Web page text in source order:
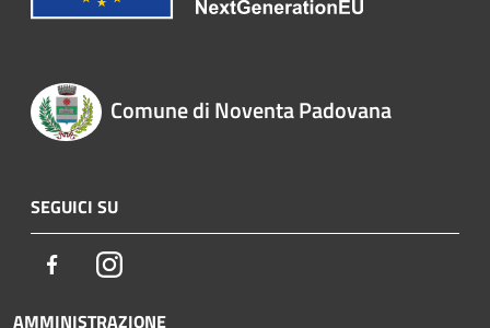
Comune di Noventa Padovana
SEGUICI SU
FacebookInstagram
AMMINISTRAZIONE